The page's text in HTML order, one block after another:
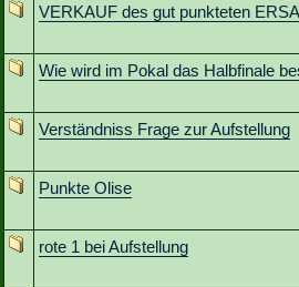
VERKAUF des gut punkteten
Wie wird im Pokal das Halbfinale
Verständniss Frage zur Aufstellung
Punkte Olise
rote 1 bei Aufstellung